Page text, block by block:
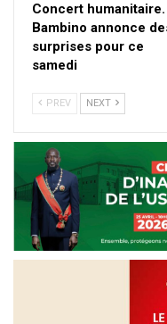
Concert humanitaire.
Bambino annonce
surprises pour ce
samedi
PREV NEXT